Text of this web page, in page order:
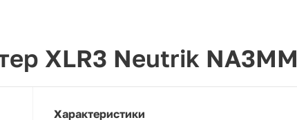
XLR3 Neutrik NA3MM
Характеристики